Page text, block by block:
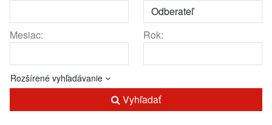
Mesiac: Rok:
Rozšírené vyhľadávanie
Vyhľadať